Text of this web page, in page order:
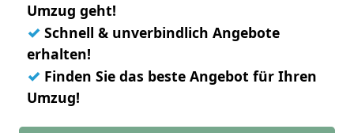
Umzug geht!
✓ Schnell & unverbindlich Angebote
erhalten!
✓ Finden Sie das beste Angebot für Ihren
Umzug!